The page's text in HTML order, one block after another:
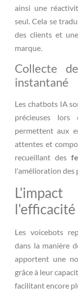
ainsi une
seul. Cela se
des clients et
marque.
Collecte
instantané
Les chatbots IA
précieuses
permettent aux
attentes et
recueillant des
l'amélioration des
l'efficacité
Les voicebots
dans la manière
apportent une
grâce à leur
facilitant encore